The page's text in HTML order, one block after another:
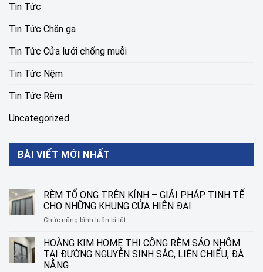
Tin Tức
Tin Tức Chăn ga
Tin Tức Cửa lưới chống muỗi
Tin Tức Nệm
Tin Tức Rèm
Uncategorized
BÀI VIẾT MỚI NHẤT
RÈM TỔ ONG TRÊN KÍNH – GIẢI PHÁP TINH TẾ
CHO NHỮNG KHUNG CỬA HIỆN ĐẠI
Chức năng bình luận bị tắtở
TỔ
ONG
TRÊN
HOÀNG KIM HOME THI CÔNG RÈM SÁO NHÔM
TẠI ĐƯỜNG NGUYỄN SINH SẮC, LIÊN CHIỂU, ĐÀ
NẴNG